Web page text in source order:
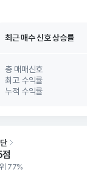
총 매매신호
최고 수익률
누적 수익률
77%